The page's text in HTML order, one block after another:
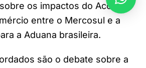
os impactos do Acordo
entre o Mercosul e a
a Aduana brasileira.
são o debate sobre a